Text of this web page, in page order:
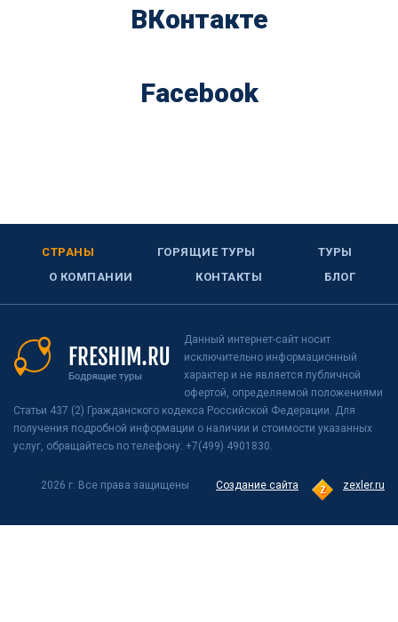
ВКонтакте
Facebook
СТРАНЫ ГОРЯЩИЕ ТУРЫ
ТУРЫ
О КОМПАНИИ
КОНТАКТЫ БЛОГ
Данный интернет-сайт носит
исключительно информационный
характер и не является публичной
офертой, определяемой положениями
Статьи 437 (2) Гражданского кодекса Российской Федерации. Для
получения подробной информации о наличии и стоимости указанных
услуг, обращайтесь по телефону: +7(499) 4901830.
Создание сайта zexler.ru
2026 г. Все права защищены